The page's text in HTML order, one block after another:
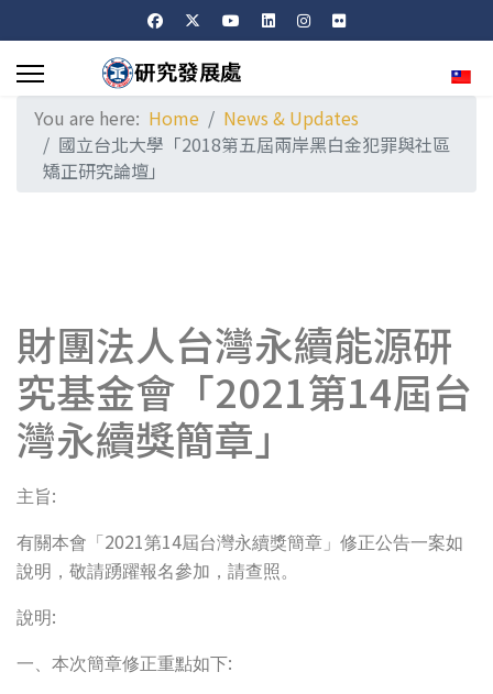
You are here: Home
News & Updates
國立台北大學「2018第五屆兩岸黑白金犯罪與社區
矯正研究論壇」
財團法人台灣永續能源研
究基金會「2021第14屆台
灣永續獎簡章」
主旨:
有關本會「 2021第14屆台灣永續獎簡章」修正公告一案如
說明，敬請踴躍報名參加，請查照。
說明:
一、本次簡章修正重點如下: